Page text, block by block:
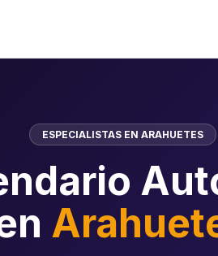
ESPECIALISTAS EN ARAHUETES